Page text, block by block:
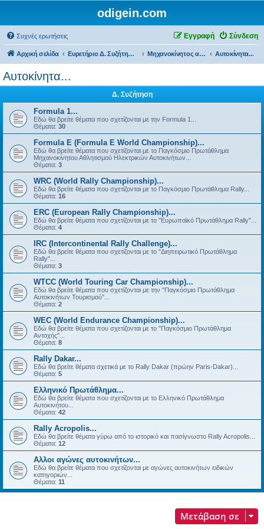
odigein.com
Συχνές ερωτήσεις Σύνδεση
Εγγραφή
Αρχική σελίδα Ευρετήριο Δ. Συζήτησης Μηχανοκίνητος αθλητισμός και μη... Αυτοκίνητα...
Αυτοκίνητα...
Δ. Συζήτηση
Formula 1...
Εδώ θα βρείτε θέματα που σχετίζονται με την Formula 1...
Θέματα: 30
Formula E (Formula E World Championship)...
Εδώ θα βρείτε θέματα που σχετίζονται με το Παγκόσμιο Πρωτάθλημα
Μηχανοκίνητου Αθλητισμού Ηλεκτρικών Αυτοκινήτων...
Θέματα: 3
WRC (World Rally Championship)...
Εδώ θα βρείτε θέματα που σχετίζονται με το Παγκόσμιο Πρωτάθλημα Rally...
Θέματα: 16
ERC (European Rally Championship)...
Εδώ θα βρείτε θέματα που σχετίζονται με το "Ευρωπαϊκό Πρωτάθλημα Rally"...
Θέματα: 4
IRC (Intercontinental Rally Challenge)...
Εδώ θα βρείτε θέματα που σχετίζονται με το "Διηπειρωτικό Πρωτάθλημα
Rally"...
Θέματα: 3
WTCC (World Touring Car Championship)...
Εδώ θα βρείτε θέματα που σχετίζονται με την "Παγκόσμιο Πρωτάθλημα
Αυτοκινήτων Τουρισμού"...
Θέματα: 2
WEC (World Endurance Championship)...
Εδώ θα βρείτε θέματα που σχετίζονται με το "Παγκόσμιο Πρωτάθλημα
Αντοχής"...
Θέματα: 8
Rally Dakar...
Εδώ θα βρείτε θέματα σχετικά με τo Rally Dakar (πρώην Paris-Dakar)...
Θέματα: 5
Ελληνικό Πρωτάθλημα...
Εδώ θα βρείτε θέματα που σχετίζονται με το Ελληνικό Πρωτάθλημα
Αυτοκινήτου...
Θέματα: 42
Rally Acropolis...
Εδώ θα βρείτε θέματα γύρω από το ιστορικό και πασίγνωστο Rally Acropolis...
Θέματα: 12
Αλλοι αγώνες αυτοκινήτων...
Εδώ θα βρείτε θέματα που σχετίζονται με αγώνες αυτοκινήτων ειδικών
κατηγοριών...
Θέματα: 11
Μετάβαση σε